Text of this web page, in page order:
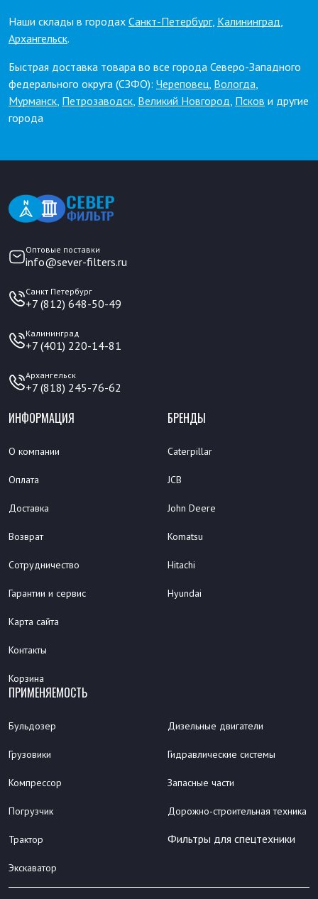
Наши склады в городах Санкт-Петербург, Калининград,
Архангельск.
Быстрая доставка товара во все города Северо-Западного
федерального округа (СЗФО): Череповец, Вологда,
Мурманск, Петрозаводск, Великий Новгород, Псков и другие
города
Оптовые поставки
info@sever-filters.ru
Санкт Петербург
+7 (812) 648-50-49
Калининград
+7 (401) 220-14-81
Архангельск
+7 (818) 245-76-62
ИНФОРМАЦИЯ
О компании
Оплата
Доставка
Возврат
Сотрудничество
Гарантии и сервис
Карта сайта
Контакты
Корзина
БРЕНДЫ
Caterpillar
JCB
John Deere
Komatsu
Hitachi
Hyundai
ПРИМЕНЯЕМОСТЬ
Бульдозер
Грузовики
Компрессор
Погрузчик
Трактор
Экскаватор
Дизельные двигатели
Гидравлические системы
Запасные части
Дорожно-строительная техника
Фильтры для спецтехники